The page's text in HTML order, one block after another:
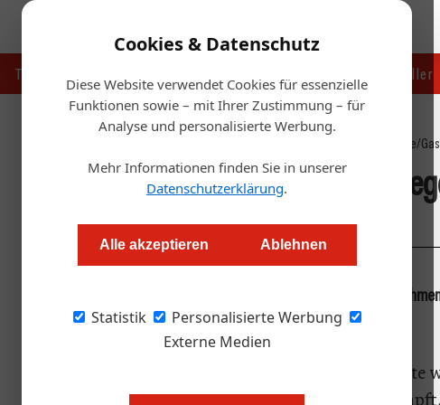
Cookies & Datenschutz
Diese Website verwendet Cookies für essenzielle
Funktionen sowie – mit Ihrer Zustimmung – für
Analyse und personalisierte Werbung.
Mehr Informationen finden Sie in unserer
Datenschutzerklärung.
Alle akzeptieren Ablehnen
Statistik
Personalisierte Werbung
Externe Medien
Touristik Handel & Hersteller
Startseite/
Strategien
Andreas Lorenz-Meyer
Die Tischreservierungen in der Gastronomie
die Gäste dann doch nicht kommen?
Endlich! Seit 19. Mai dürfen die
Restaurants speisen, sofern sie